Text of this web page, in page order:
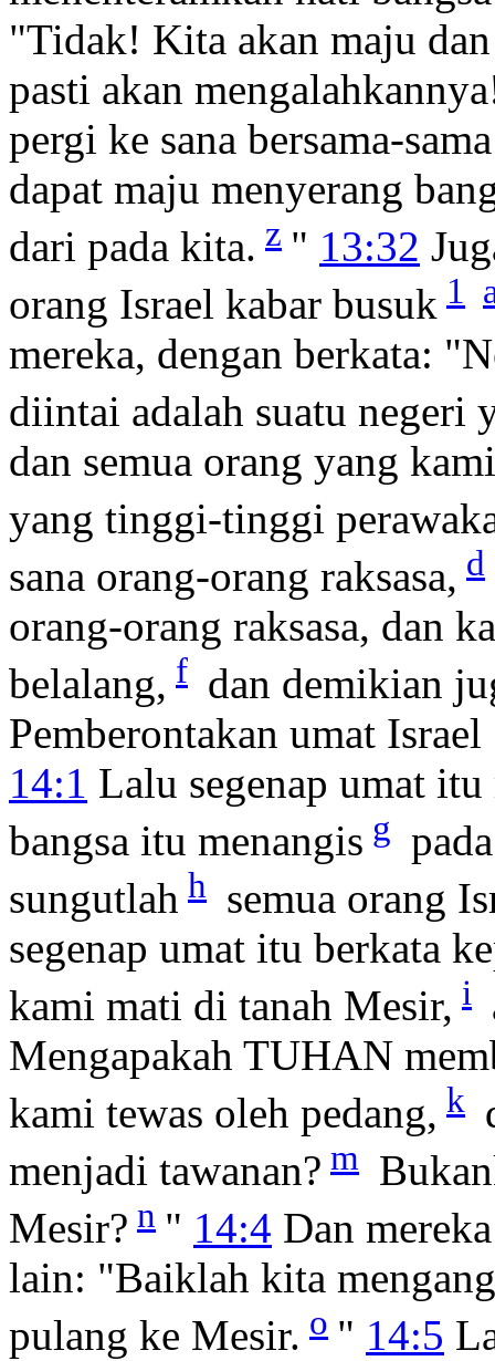
"Tidak! Kita akan maju
pasti akan
pergi ke sana bersama-
dapat maju menyerang
dari pada kita. z " 13:32
orang Israel kabar busuk 1
mereka, dengan berkata:
diintai adalah suatu negeri
dan semua orang yang
yang tinggi-tinggi
sana orang-orang raksasa, d
orang-orang raksasa, dan
belalang, f dan demikian
Pemberontakan umat Israel
14:1 Lalu segenap umat
bangsa itu menangis g
sungutlah h semua orang
segenap umat itu berkata
kami mati di tanah Mesir, i
Mengapakah TUHAN
kami tewas oleh pedang, k
menjadi tawanan? m
Mesir? n " 14:4 Dan
lain: "Baiklah kita
pulang ke Mesir. o " 14:5